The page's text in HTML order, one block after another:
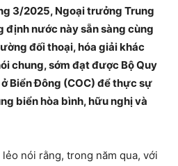
3/2025, Ngoại trưởng Trung
định nước này sẵn sàng cùng
đối thoại, hóa giải khác
chung, sớm đạt được Bộ Quy
Biển Đông (COC) để thực sự
biển hòa bình, hữu nghị và
nói rằng, trong năm qua, với